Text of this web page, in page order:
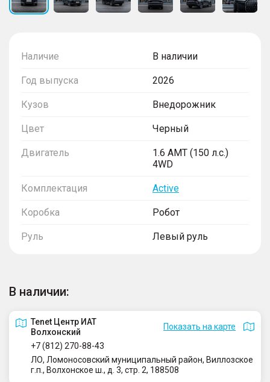
Наличие В наличии
Год выпуска 2026
Кузов Внедорожник
Цвет Черный
Двигатель
1.6 AMT (150 л.с.)
4WD
Комплектация Active
Коробка Робот
Руль Левый руль
В наличии:
Tenet Центр ИАТ
Волхонский
Показать на карте
+7 (812) 270-88-43
ЛО, Ломоносовский муниципальный район, Виллозское
г.п., Волхонское ш., д. 3, стр. 2, 188508